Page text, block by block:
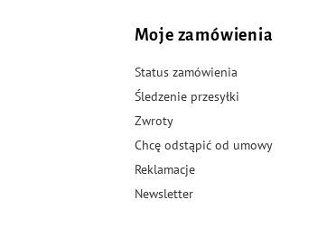
Moje zamówienia
Status zamówienia
Śledzenie przesyłki
Zwroty
Chcę odstąpić od umowy
Reklamacje
Newsletter